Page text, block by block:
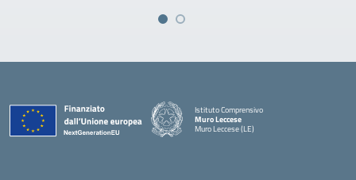
Istituto Comprensivo
Muro Leccese
Muro Leccese (LE)